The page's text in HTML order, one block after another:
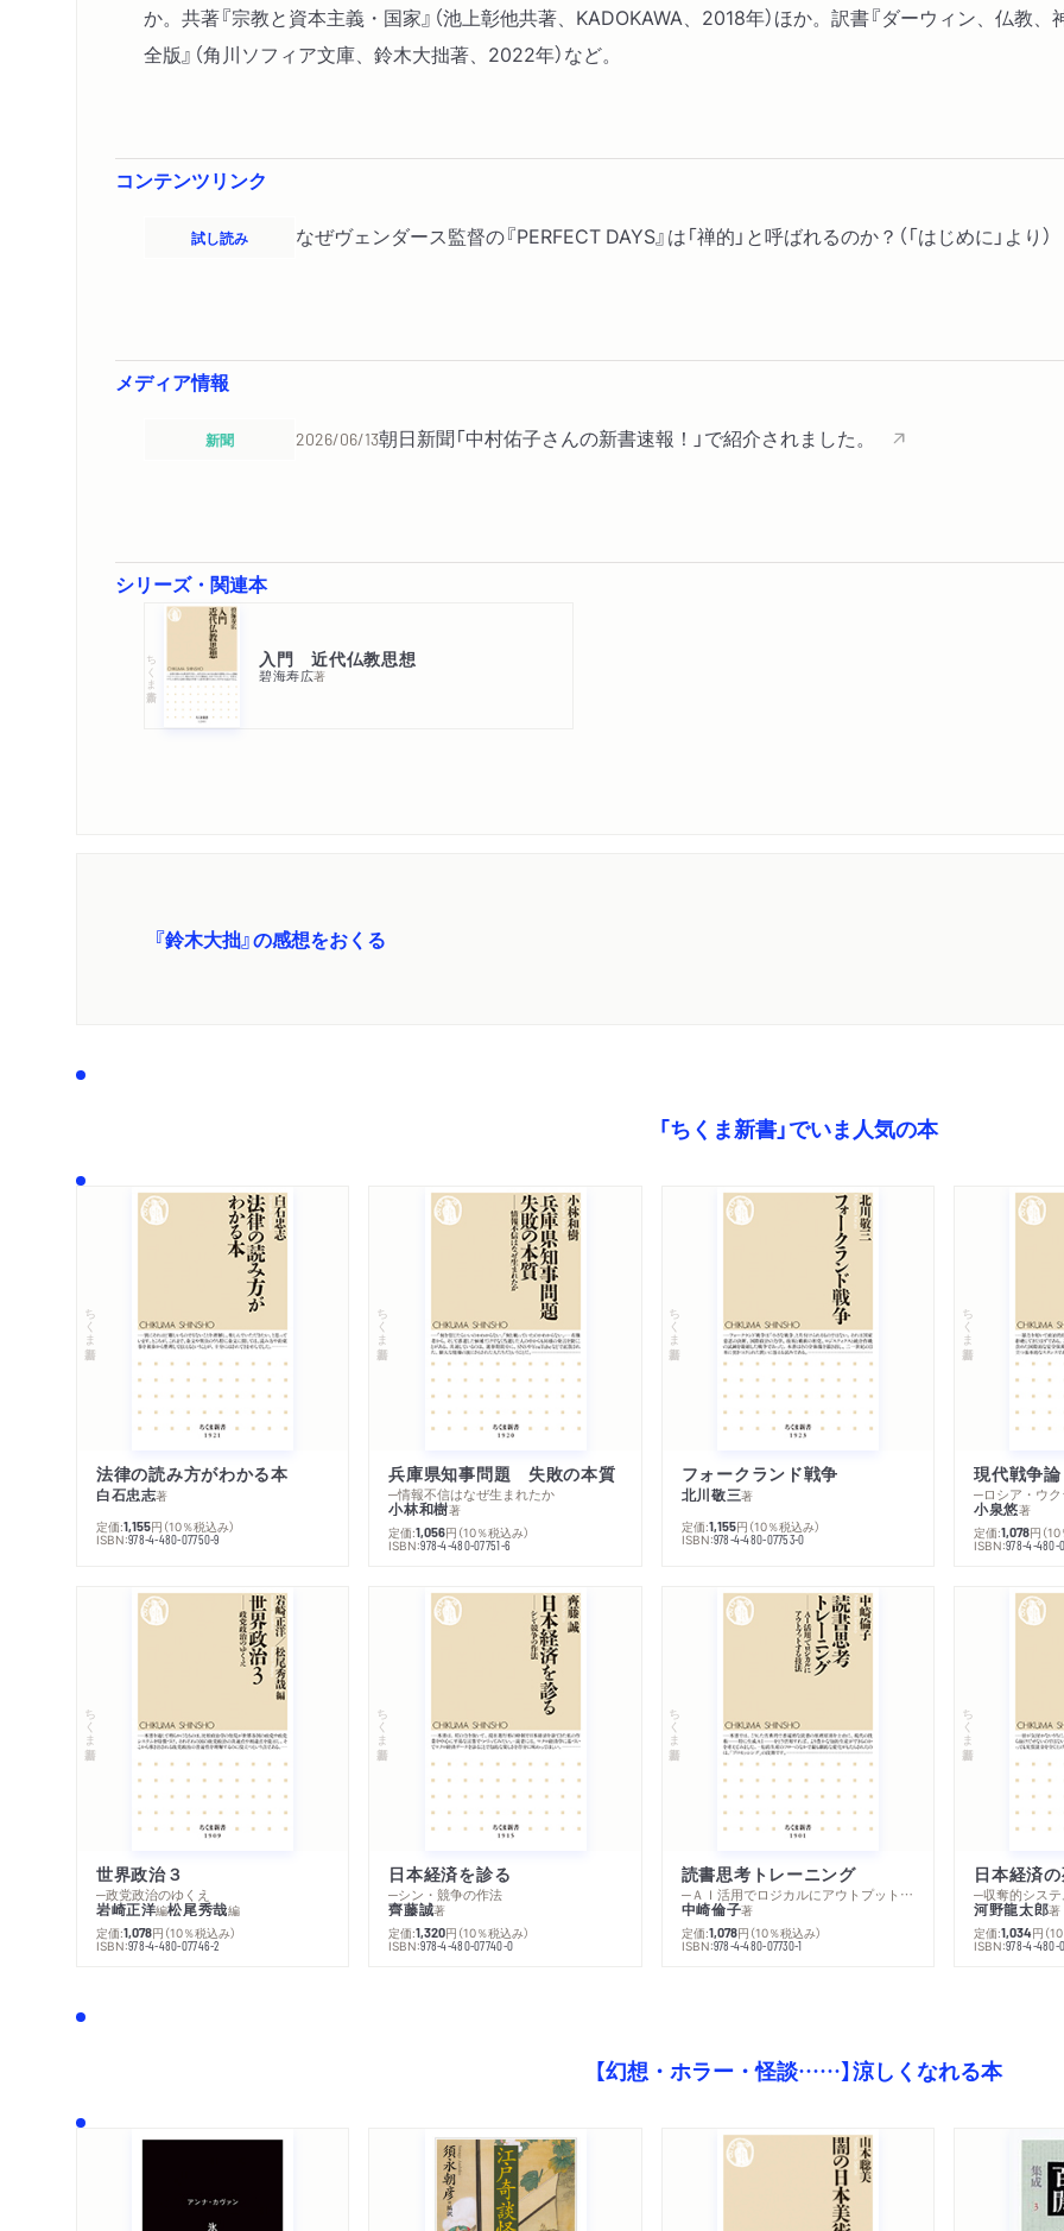
第二章 世界宗教としての
ィリアム・ジェイムズと宗
２ 西洋人の仏教観
ショーペンハウアー
宗教は進化する／法身に
大谷大学時代の膨大な研
１ 日本仏教のマイノリテ
も異色かつ最も偉大な人／
リスの仏教／ビアトリスの
２ 『日本的霊性』
霊性・悟り・宗教意識／
時代における霊性の欠如
定、否定は肯定
３ 戦争、敗戦、復興
大拙は戦争に協力したか
天皇を華厳思想で捉え直す
１ アメリカとの再会
禅からＺＥＮへ／ＧＨＱ
来／学生たちをどう魅了
２ 『禅と日本文化』
剣術と「無意識」の探究／
意識の発動／剣術家の「
エマソンと東洋の目覚め
つなぐ
３ 禅ブームの実相
戦後の日米関係とオリエ
対話
第六章 未完の東西対話
１ キリスト教と仏教
ハイデガーとの会談／グ
か。共著『宗教と資本主義・国家』（池上彰他共著、KADOKAWA、2018年）ほか。訳書『ダーウィン、仏教、
全版』（角川ソフィア文庫、鈴木大拙著、2022年）など。
コンテンツリンク
試し読み なぜヴェンダース監督の『PERFECT DAYS』は「禅的」と呼ばれるのか？（「はじめに」より）
メディア情報
新聞 2026/06/13朝日新聞「中村佑子さんの新書速報！」で紹介されました。
シリーズ・関連本
ちくま新書 入門 近代仏教思想
碧海寿広著
『鈴木大拙』の感想をおくる
「ちくま新書」でいま人気の本
ちくま新書
法律の読み方がわかる本
白石忠志著
定価:1,155円 （10％税込み）
ISBN:978-4-480-07750-9
ちくま新書
兵庫県知事問題 失敗の本質
─情報不信はなぜ生まれたか
小林和樹著
定価:1,056円 （10％税込み）
ISBN:978-4-480-07751-6
ちくま新書
フォークランド戦争
北川敬三著
定価:1,155円 （10％税込み）
ISBN:978-4-480-07753-0
ちくま新書
現代戦争論
小泉悠著
定価:1,078円 （
ISBN:978-4-480-
ちくま新書
世界政治３
─政党政治のゆくえ
岩崎正洋編松尾秀哉編
定価:1,078円 （10％税込み）
ISBN:978-4-480-07746-2
ちくま新書
日本経済を診る
─シン・競争の作法
齊藤誠著
定価:1,320円 （10％税込み）
ISBN:978-4-480-07740-0
ちくま新書
読書思考トレーニング
─ＡＩ活用でロジカルにアウトプットする技法
中崎倫子著
定価:1,078円 （10％税込み）
ISBN:978-4-480-07730-1
ちくま新書
日本経済
─収奪的シス
河野龍太郎著
定価:1,034円 （
ISBN:978-4-480-
【幻想・ホラー・怪談……】涼しくなれる本